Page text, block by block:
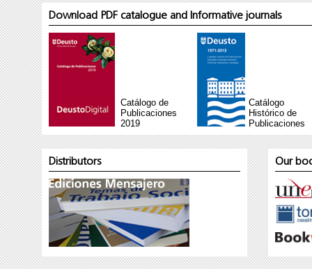
Por todo ello felicitamos a los autores de esta bonita obra. En este mundo en
el verdadero sentido que debiera dar lugar a actuaciones responsables
Madrid, 9 de diciembre de 2009
RAMÓN MORALES
Científico titular del CSIC
Real Jardín Botánico de Madrid
Download PDF catalogue and Informative journals
Catálogo de
Publicaciones
2019
Catálogo
Histórico de
Publicaciones
Distributors Our